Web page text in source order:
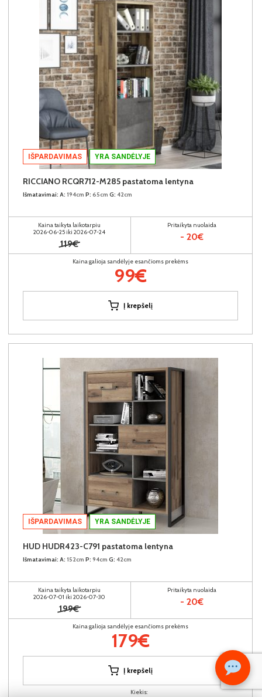
Kiekis:
IŠPARDAVIMAS YRA SANDĖLYJE
RICCIANO RCQR712-M285 pastatoma lentyna
Išmatavimai: A: 194cm P: 65cm G: 42cm
Kaina taikyta laikotarpiu
2026-06-25 iki 2026-07-24
119€
Pritaikyta nuolaida
- 20€
Kaina galioja sandėlyje esančioms prekėms
99€
Į krepšelį
IŠPARDAVIMAS YRA SANDĖLYJE
HUD HUDR423-C791 pastatoma lentyna
Išmatavimai: A: 152cm P: 94cm G: 42cm
Kaina taikyta laikotarpiu
2026-07-01 iki 2026-07-30
199€
Pritaikyta nuolaida
- 20€
Kaina galioja sandėlyje esančioms prekėms
179€
Į krepšelį